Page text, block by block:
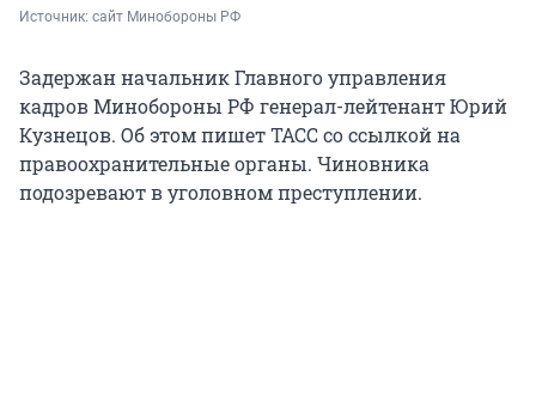
Источник: сайт Минобороны РФ
Задержан начальник Главного управления
кадров Минобороны РФ генерал-лейтенант Юрий
Кузнецов. Об этом пишет ТАСС со ссылкой на
правоохранительные органы. Чиновника
подозревают в уголовном преступлении.